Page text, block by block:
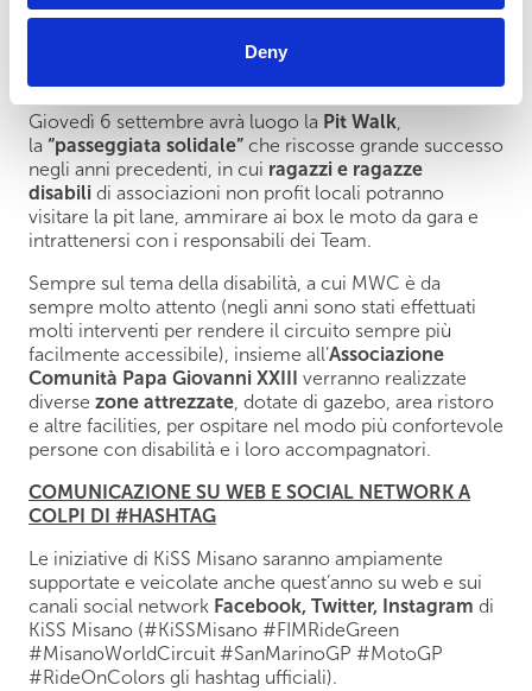
Deny
DELL’ASSOCIAZIONE COMUNITA’ PAPA GIOVANNI
Giovedì 6 settembre avrà luogo la Pit Walk,
la “passeggiata solidale” che riscosse grande successo
negli anni precedenti, in cui ragazzi e ragazze
disabili di associazioni non profit locali potranno
visitare la pit lane, ammirare ai box le moto da gara e
intrattenersi con i responsabili dei Team.
Sempre sul tema della disabilità, a cui MWC è da
sempre molto attento (negli anni sono stati effettuati
molti interventi per rendere il circuito sempre più
facilmente accessibile), insieme all’Associazione
Comunità Papa Giovanni XXIII
verranno realizzate
diverse zone attrezzate, dotate di gazebo, area ristoro
e altre facilities, per ospitare nel modo più confortevole
persone con disabilità e i loro accompagnatori.
COMUNICAZIONE SU WEB E SOCIAL NETWORK A
COLPI DI #HASHTAG
Le iniziative di KiSS Misano saranno ampiamente
supportate e veicolate anche quest’anno su web e sui
canali social network Facebook, Twitter, Instagram di
KiSS Misano (#KiSSMisano #FIMRideGreen
#MisanoWorldCircuit #SanMarinoGP #MotoGP
#RideOnColors gli hashtag ufficiali).